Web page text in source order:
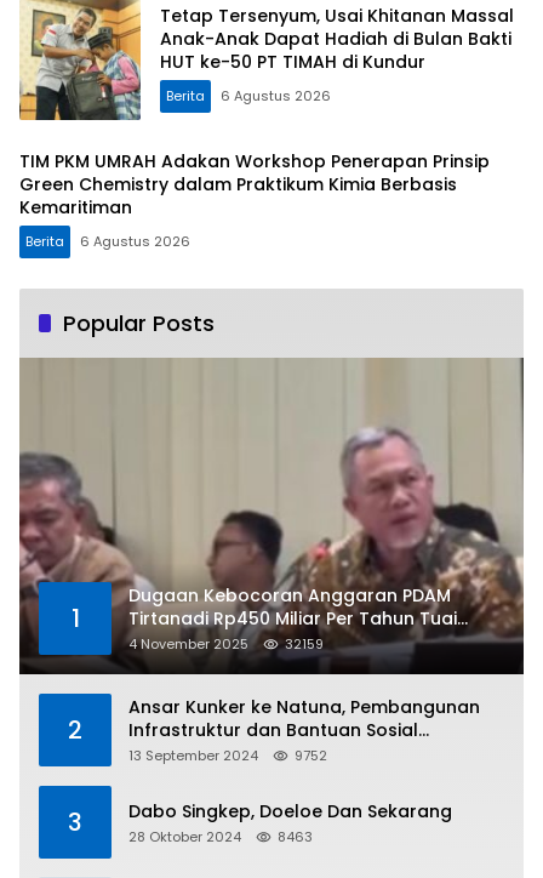
Tetap Tersenyum, Usai Khitanan Massal
Anak-Anak Dapat Hadiah di Bulan Bakti
HUT ke-50 PT TIMAH di Kundur
Berita 6 Agustus 2026
TIM PKM UMRAH Adakan Workshop Penerapan Prinsip
Green Chemistry dalam Praktikum Kimia Berbasis
Kemaritiman
Berita 6 Agustus 2026
Popular Posts
1
Dugaan Kebocoran Anggaran PDAM
Tirtanadi Rp450 Miliar Per Tahun Tuai
Kritikan
4 November 2025 32159
2
Ansar Kunker ke Natuna, Pembangunan
Infrastruktur dan Bantuan Sosial
Direalisasikan Hingga Pulau Tiga
13 September 2024 9752
3 Dabo Singkep, Doeloe Dan Sekarang
28 Oktober 2024 8463